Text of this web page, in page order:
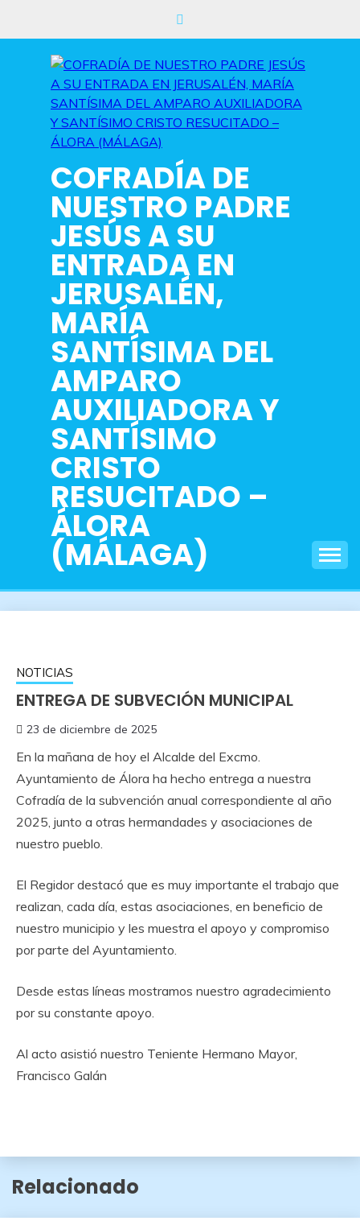
COFRADÍA DE
NUESTRO PADRE
JESÚS A SU
ENTRADA EN
JERUSALÉN,
MARÍA
SANTÍSIMA DEL
AMPARO
AUXILIADORA Y
SANTÍSIMO
CRISTO
RESUCITADO –
ÁLORA
(MÁLAGA)
NOTICIAS
ENTREGA DE SUBVECIÓN MUNICIPAL
23 de diciembre de 2025
En la mañana de hoy el Alcalde del Excmo.
Ayuntamiento de Álora ha hecho entrega a nuestra
Cofradía de la subvención anual correspondiente al año
2025, junto a otras hermandades y asociaciones de
nuestro pueblo.
El Regidor destacó que es muy importante el trabajo que
realizan, cada día, estas asociaciones, en beneficio de
nuestro municipio y les muestra el apoyo y compromiso
por parte del Ayuntamiento.
Desde estas líneas mostramos nuestro agradecimiento
por su constante apoyo.
Al acto asistió nuestro Teniente Hermano Mayor,
Francisco Galán
Relacionado